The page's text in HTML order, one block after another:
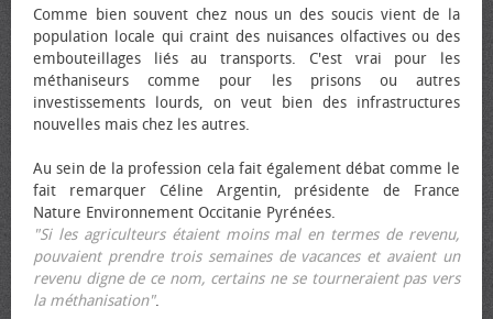
Comme bien souvent chez nous un des soucis vient de la
population locale qui craint des nuisances olfactives ou des
embouteillages liés au transports. C'est vrai pour les
méthaniseurs comme pour les prisons ou autres
investissements lourds, on veut bien des infrastructures
nouvelles mais chez les autres.
Au sein de la profession cela fait également débat comme le
fait remarquer Céline Argentin, présidente de France
Nature Environnement Occitanie Pyrénées.
"Si les agriculteurs étaient moins mal en termes de revenu,
pouvaient prendre trois semaines de vacances et avaient un
revenu digne de ce nom, certains ne se tourneraient pas vers
la méthanisation".